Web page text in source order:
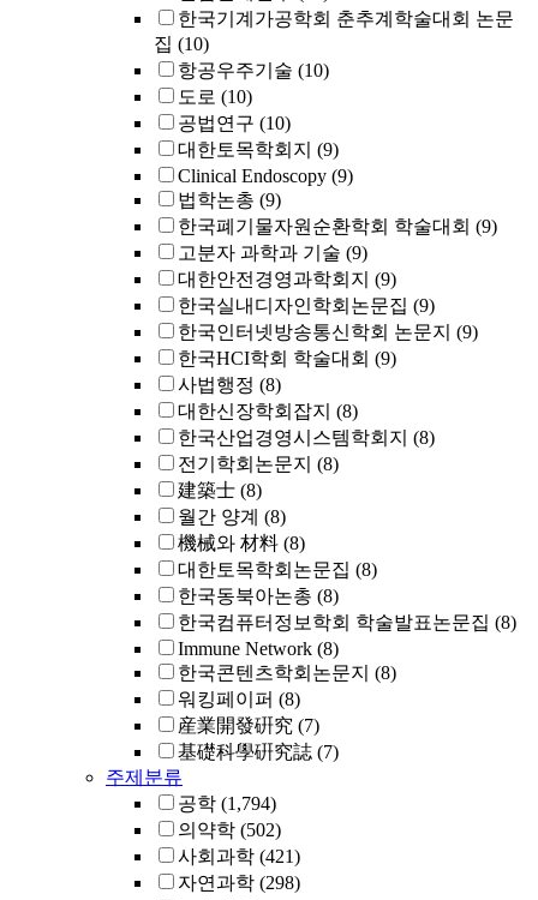
한국기계가공학회 춘추계학술대회 논문
집 (10)
항공우주기술 (10)
도로 (10)
공법연구 (10)
대한토목학회지 (9)
Clinical Endoscopy (9)
법학논총 (9)
한국폐기물자원순환학회 학술대회 (9)
고분자 과학과 기술 (9)
대한안전경영과학회지 (9)
한국실내디자인학회논문집 (9)
한국인터넷방송통신학회 논문지 (9)
한국HCI학회 학술대회 (9)
사법행정 (8)
대한신장학회잡지 (8)
한국산업경영시스템학회지 (8)
전기학회논문지 (8)
建築士 (8)
월간 양계 (8)
機械와 材料 (8)
대한토목학회논문집 (8)
한국동북아논총 (8)
한국컴퓨터정보학회 학술발표논문집 (8)
Immune Network (8)
한국콘텐츠학회논문지 (8)
워킹페이퍼 (8)
産業開發硏究 (7)
基礎科學硏究誌 (7)
주제분류
공학 (1,794)
의약학 (502)
사회과학 (421)
자연과학 (298)